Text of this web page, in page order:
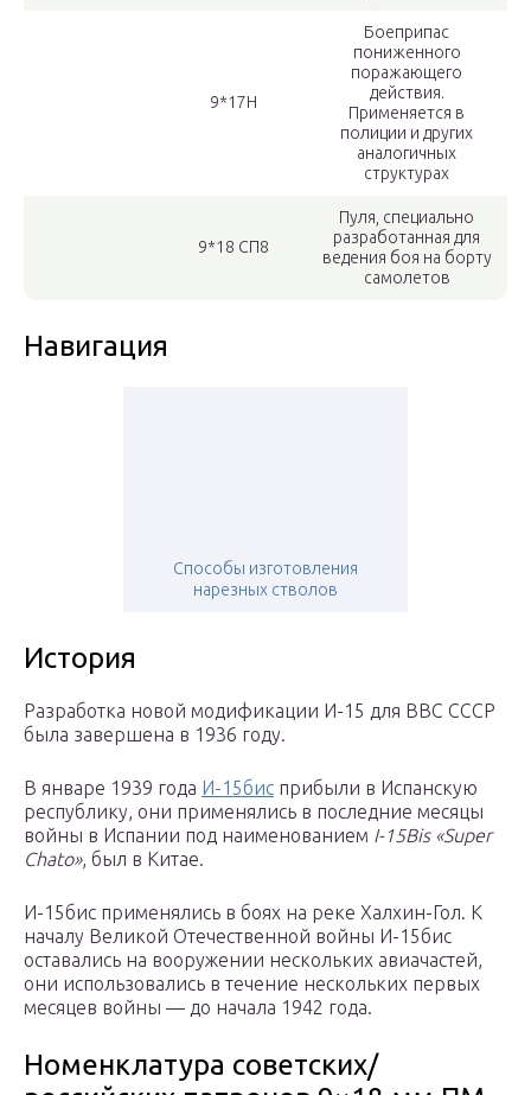
9*17Н
Боеприпас
пониженного
поражающего
действия.
Применяется в
полиции и других
аналогичных
структурах
9*18 СП8
Пуля, специально
разработанная для
ведения боя на борту
самолетов
Навигация
Способы изготовления
нарезных стволов
История
Разработка новой модификации И-15 для ВВС СССР
была завершена в 1936 году.
В январе 1939 года И-15бис прибыли в Испанскую
республику, они применялись в последние месяцы
войны в Испании под наименованием I-15Bis «Super
Chato», был в Китае.
И-15бис применялись в боях на реке Халхин-Гол. К
началу Великой Отечественной войны И-15бис
оставались на вооружении нескольких авиачастей,
они использовались в течение нескольких первых
месяцев войны — до начала 1942 года.
Номенклатура советских/